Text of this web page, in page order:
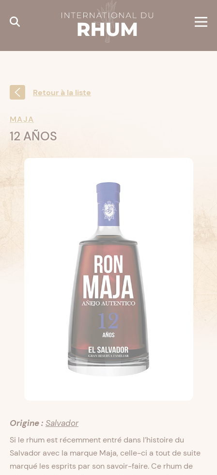
Retour à la liste
MAJA
12 AÑOS
Origine : Salvador
Si le rhum est récemment entré dans l’histoire du
Salvador avec la marque Maja, celle-ci a tout de suite
marqué les esprits par son savoir-faire. Ce rhum de
Cookies management panel